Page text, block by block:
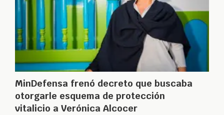
MinDefensa frenó decreto que buscaba
otorgarle esquema de protección
vitalicio a Verónica Alcocer